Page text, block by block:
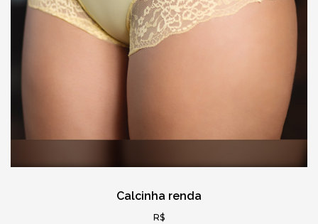
Calcinha renda
R$